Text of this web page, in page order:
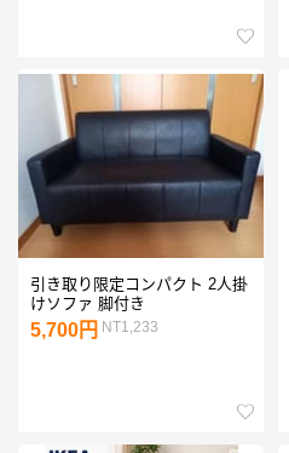
引き取り限定コンパクト 2人掛
けソファ 脚付き
5,700円 NT1,233